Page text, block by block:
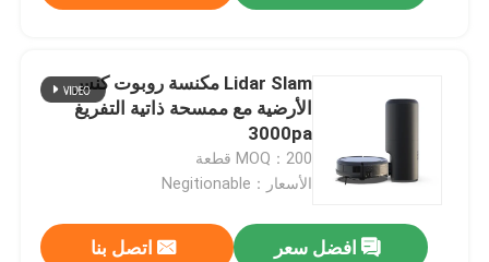
Lidar Slam مكنسة روبوت كنس
الأرضية مع ممسحة ذاتية التفريغ
3000pa
MOQ：200 قطعة
الأسعار：Negitionable
افضل سعر اتصل بنا